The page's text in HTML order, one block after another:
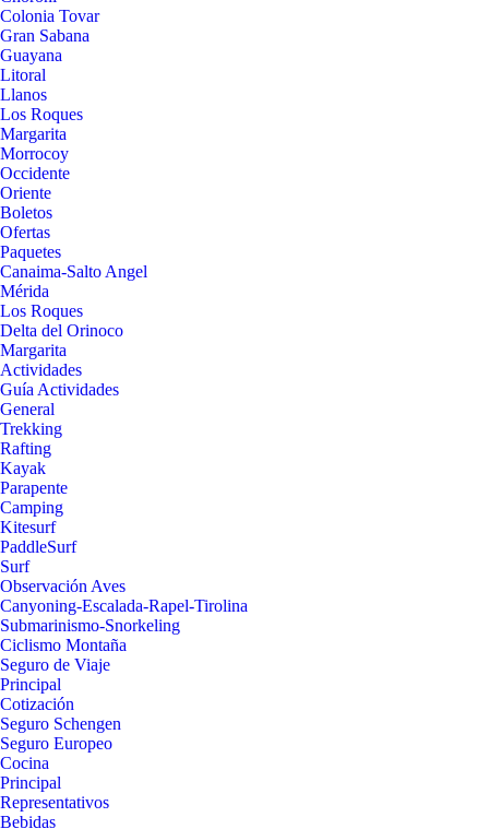
Colonia Tovar
Gran Sabana
Guayana
Litoral
Llanos
Los Roques
Margarita
Morrocoy
Occidente
Oriente
Boletos
Ofertas
Paquetes
Canaima-Salto Angel
Mérida
Los Roques
Delta del Orinoco
Margarita
Actividades
Guía Actividades
General
Trekking
Rafting
Kayak
Parapente
Camping
Kitesurf
PaddleSurf
Surf
Observación Aves
Canyoning-Escalada-Rapel-Tirolina
Submarinismo-Snorkeling
Ciclismo Montaña
Seguro de Viaje
Principal
Cotización
Seguro Schengen
Seguro Europeo
Cocina
Principal
Representativos
Bebidas